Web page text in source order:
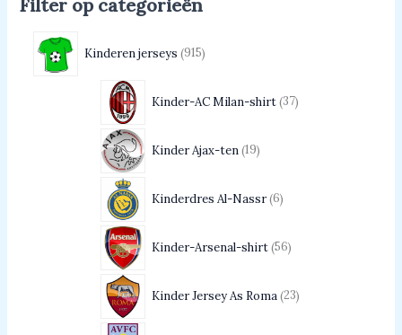
Filter op categorieën
Kinderen jerseys 915
Kinder-AC Milan-shirt 37
Kinder Ajax-ten 19
Kinderdres Al-Nassr 6
Kinder-Arsenal-shirt 56
Kinder Jersey As Roma 23